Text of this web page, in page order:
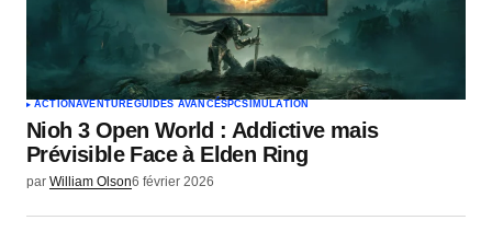
Votre e-mail*
Envoyer un commentaire
ACTIONAVENTUREGUIDES AVANCÉS PCSIMULATION
Nioh 3 Open World : Addictive mais
Prévisible Face à Elden Ring
par William Olson6 février 2026